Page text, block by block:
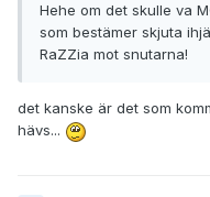
Hehe om det skulle va
som bestämer skjuta
RaZZia mot snutarna!
det kanske är det som
hävs...